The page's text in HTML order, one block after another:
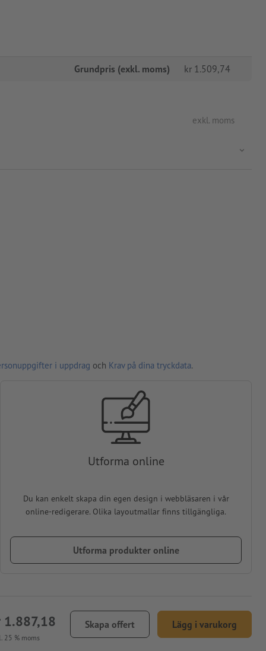
Grundpris (exkl. moms) kr 1.509,74
exkl. moms
i uppdrag och Krav på dina tryckdata.
Utforma online
Du kan enkelt skapa din egen design i webbläsaren i vår
online-redigerare. Olika layoutmallar finns tillgängliga.
Utforma produkter online
25 % moms
1.887,18 Skapa offert Lägg i varukorg